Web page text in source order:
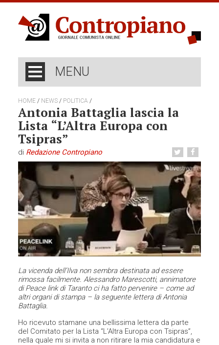
MENU
HOME / NEWS / POLITICA /
Antonia Battaglia lascia la
Lista “L’Altra Europa con
Tsipras”
di Redazione Contropiano
La vicenda dell’Ilva non sembra destinata ad essere
rimossa facilmente. Alessandro Marescotti, annimatore
di Peace link di Taranto ci ha fatto pervenire – come ad
altri organi di stampa – la seguente lettera di Antonia
Battaglia.
Ho ricevuto stamane una bellissima lettera da parte
del Comitato per la Lista “L’Altra Europa con Tsipras”,
nella quale mi si invita a non ritirare la mia candidatura e